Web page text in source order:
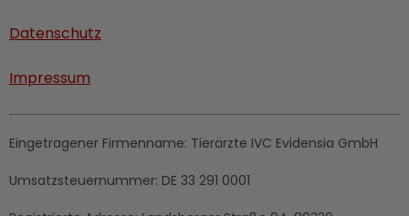
Datenschutz
Impressum
Eingetragener Firmenname: Tierärzte IVC Evidensia GmbH
Umsatzsteuernummer: DE 33 291 0001